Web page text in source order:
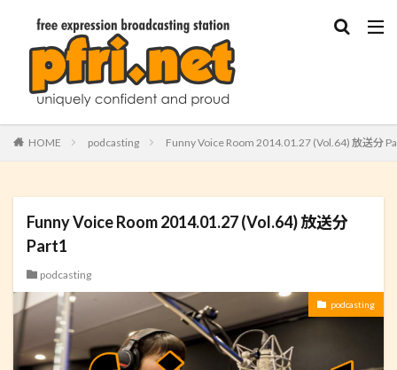
HOME podcasting Funny Voice Room 2014.01.27 (Vol.64) 放送分
Funny Voice Room 2014.01.27 (Vol.64) 放送分
Part1
podcasting
podcasting